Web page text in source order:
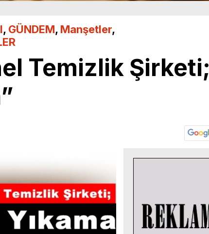
, GÜNDEM, Manşetler,
Temizlik Şirketi;